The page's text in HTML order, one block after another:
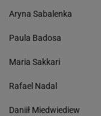
Aryna Sabalenka
Paula Badosa
Maria Sakkari
Rafael Nadal
Daniił Miedwiediew